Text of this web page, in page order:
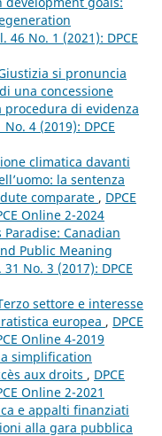
46 No. 1 (2021): DPCE
si pronuncia
una concessione
di evidenza
4 (2019): DPCE
climatica davanti
la sentenza
comparate , DPCE
Online 2-2024
Paradise: Canadian
Public Meaning
No. 3 (2017): DPCE
settore e interesse
europea , DPCE
Online 4-2019
simplification
aux droits , DPCE
Online 2-2021
e appalti finanziati
alla gara pubblica